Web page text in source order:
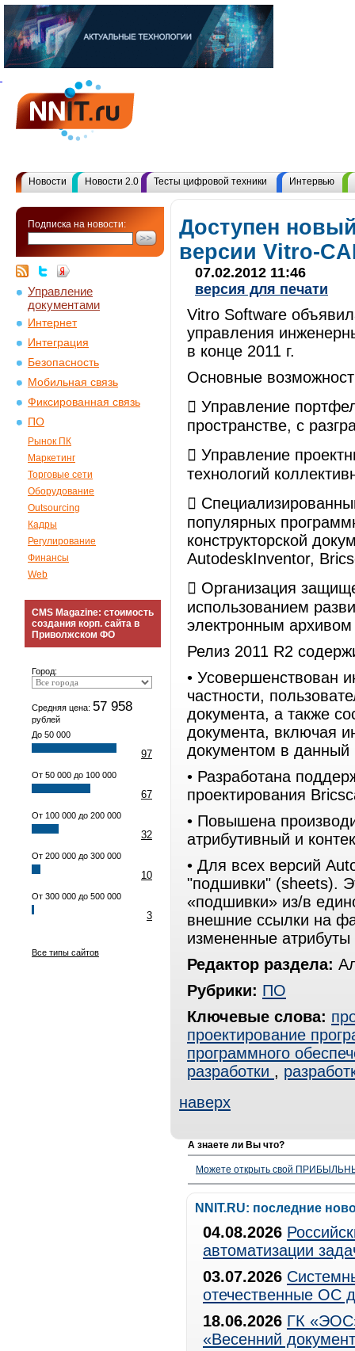
Новости Новости 2.0 Тесты цифровой техники Интервью
Подписка на новости:
Управление
документами
Интернет
Интеграция
Безопасность
Мобильная связь
Фиксированная связь
ПО
Рынок ПК
Маркетинг
Торговые сети
Оборудование
Outsourcing
Кадры
Регулирование
Финансы
Web
CMS Magazine: стоимость
создания корп. сайта в
Приволжском ФО
Город:
Средняя цена: 57 958
рублей
До 50 000
97
От 50 000 до 100 000
67
От 100 000 до 200 000
32
От 200 000 до 300 000
10
От 300 000 до 500 000
3
Все типы сайтов
Доступен
версии Vitro-
07.02.2012 11:46
версия для печати
Vitro Software
управления
в конце 2011 г.
Основные
 Управление
пространстве, с
 Управление
технологий

популярных
конструкторской
AutodeskInventor,
 Организация
использованием
электронным архивом
Релиз 2011 R2
• Усовершенствован
частности,
документа, а также
документа, включая
документом в данный
• Разработана
проектирования
• Повышена
атрибутивный и
• Для всех версий
"подшивки" (sheets).
«подшивки» из/в
внешние ссылки на
измененные
Редактор раздела:
Рубрики: ПО
Ключевые слова:
проектирование
программного
разработки ,
наверх
А знаете ли Вы что?
Можете открыть свой
NNIT.RU: последние
04.08.2026
автоматизации
03.07.2026
отечественные ОС
18.06.2026 ГК
«Весенний